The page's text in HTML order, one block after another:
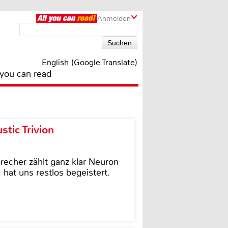
Anmelden
English (Google Translate)
can read
Trivion
zählt ganz klar Neuron
uns restlos begeistert.